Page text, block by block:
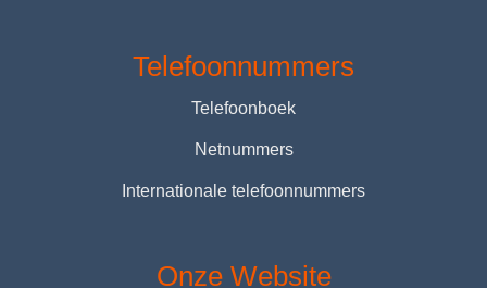
Telefoonnummers
Telefoonboek
Netnummers
Internationale telefoonnummers
Onze Website